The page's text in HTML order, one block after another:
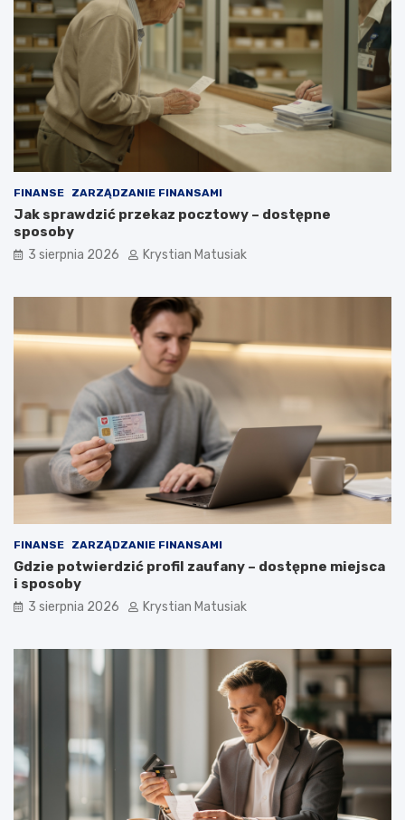
FINANSE ZARZĄDZANIE FINANSAMI
Jak sprawdzić przekaz pocztowy – dostępne
sposoby
3 sierpnia 2026 Krystian Matusiak
FINANSE ZARZĄDZANIE FINANSAMI
Gdzie potwierdzić profil zaufany – dostępne miejsca
i sposoby
3 sierpnia 2026 Krystian Matusiak